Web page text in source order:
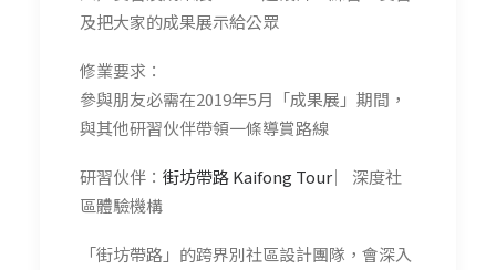
及把大家的成果展示給公眾
修業要求：
參與朋友必需在2019年5月「成果展」期間，
與其他研習伙伴帶領一條導賞路線
研習伙伴： 街坊帶路 Kaifong Tour︳深度社
區體驗機構
「街坊帶路」的跨界別社區設計團隊，會深入